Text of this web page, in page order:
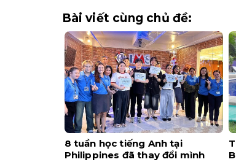
Bài viết cùng chủ đề:
8 tuần học tiếng Anh tại
Philippines đã thay đổi mình